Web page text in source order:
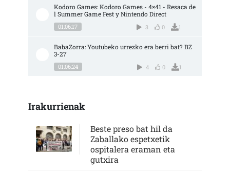
Kodoro Games: Kodoro Games - 4×41 - Resaca de
l Summer Game Fest y Nintendo Direct
01:06:17 3 0 1
BabaZorra: Youtubeko urrezko era berri bat? BZ
3-27
01:06:24 4 0 1
Irakurrienak
Beste preso bat hil da
Zaballako espetxetik
ospitalera eraman eta
gutxira